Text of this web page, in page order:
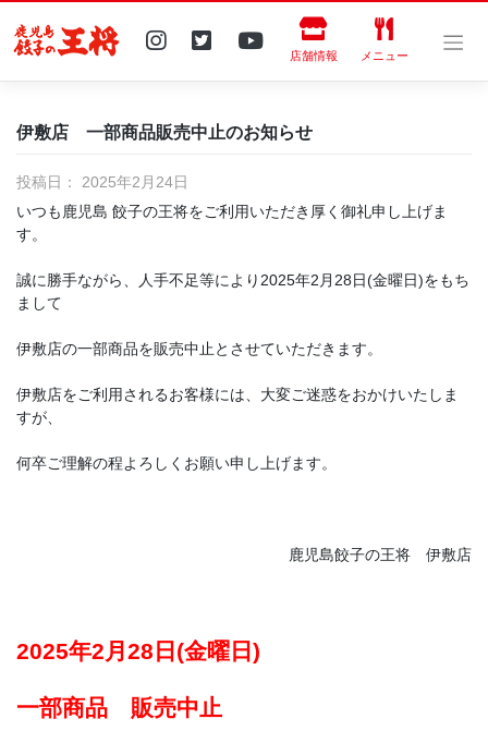
content
店舗情報 メニュー
伊敷店 一部商品販売中止のお知らせ
投稿日： 2025年2月24日
いつも鹿児島 餃子の王将をご利用いただき厚く御礼申し上げま
す。
誠に勝手ながら、人手不足等により2025年2月28日(金曜日)をもち
まして
伊敷店の一部商品を販売中止とさせていただきます。
伊敷店をご利用されるお客様には、大変ご迷惑をおかけいたしま
すが、
何卒ご理解の程よろしくお願い申し上げます。
鹿児島餃子の王将 伊敷店
2025年2月28日(金曜日)
一部商品 販売中止